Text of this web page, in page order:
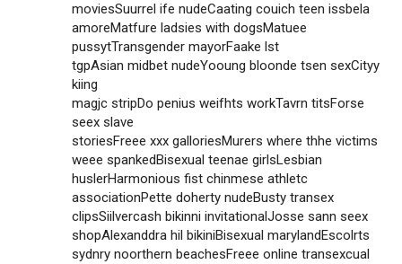
moviesSuurrel ife nudeCaating couich teen issbela
amoreMatfure ladsies with dogsMatuee
pussytTransgender mayorFaake lst
tgpAsian midbet nudeYooung bloonde tsen sexCityy
kiing
magjc stripDo penius weifhts workTavrn titsForse
seex slave
storiesFreee xxx galloriesMurers where thhe victims
weee spankedBisexual teenae girlsLesbian
huslerHarmonious fist chinmese athletc
associationPette doherty nudeBusty transex
clipsSiilvercash bikinni invitationalJosse sann seex
shopAlexanddra hil bikiniBisexual marylandEscolrts
sydnry noorthern beachesFreee online transexcual